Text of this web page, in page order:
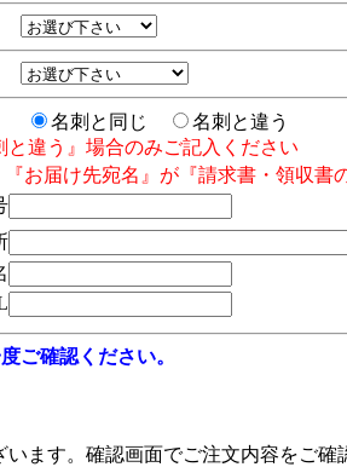
名刺と同じ
名刺と違う
違う』場合のみご記入ください
お届け先宛名』が『請求書・領収書
ご確認ください。
います。確認画面でご注文内容をご確